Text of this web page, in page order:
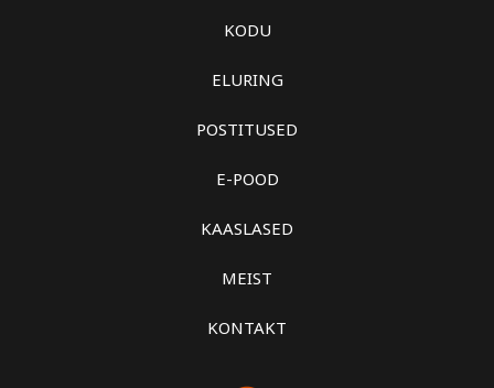
KODU
ELURING
POSTITUSED
E-POOD
KAASLASED
MEIST
KONTAKT